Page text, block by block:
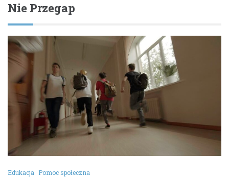
Nie Przegap
Edukacja Pomoc społeczna